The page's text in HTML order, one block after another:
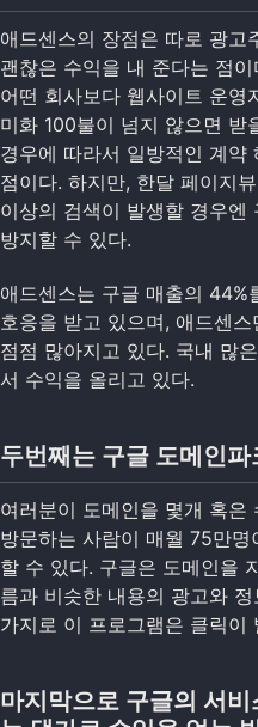
애드센스의 장점은 따로 광고
괜찮은 수익을 내 준다는 점
어떤 회사보다 웹사이트 운영
미화 100불이 넘지 않으면 받
경우에 따라서 일방적인 계
점이다. 하지만, 한달 페이지
이상의 검색이 발생할 경우엔
방지할 수 있다.
애드센스는 구글 매출의 44%
호응을 받고 있으며, 애드센
점점 많아지고 있다. 국내 많
서 수익을 올리고 있다.
두번째는 구글 도메인
여러분이 도메인을 몇개 혹은
방문하는 사람이 매월 75만
할 수 있다. 구글은 도메인을
름과 비슷한 내용의 광고와
가지로 이 프로그램은 클릭이
마지막으로 구글의 서